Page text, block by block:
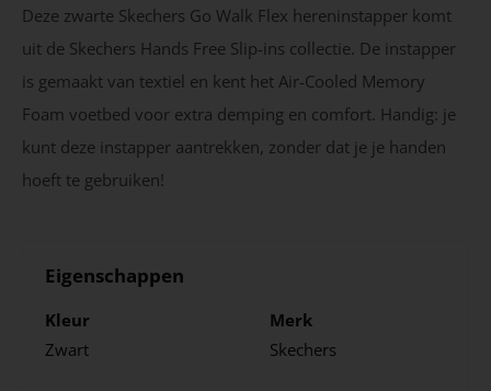
Deze zwarte Skechers Go Walk Flex hereninstapper komt
uit de Skechers Hands Free Slip-ins collectie. De instapper
is gemaakt van textiel en kent het Air-Cooled Memory
Foam voetbed voor extra demping en comfort. Handig: je
kunt deze instapper aantrekken, zonder dat je je handen
hoeft te gebruiken!
Eigenschappen
Kleur
Zwart
Merk
Skechers